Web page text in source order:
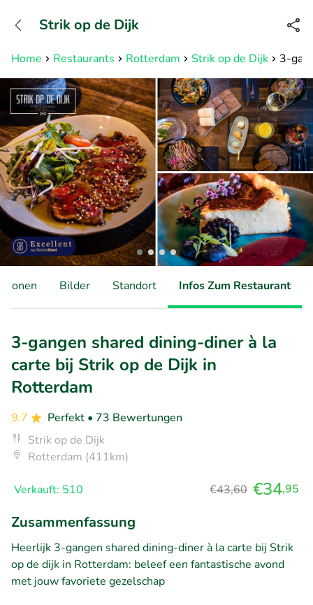
Erreichbar bis 23:00 Uhr (max
0,09€/Min)
Home Restaurants Rotterdam Strik op de Dijk 3-
Strik op de Dijk
Bilder Standort Infos Zum Restaurant
3-gangen shared dining-diner à la
carte bij Strik op de Dijk in
Rotterdam
9.7 Perfekt • 73 Bewertungen
Strik op de Dijk
Rotterdam (411km)
Verkauft: 510 €43,60 €34,95
Zusammenfassung
Heerlijk 3-gangen shared dining-diner à la carte bij Strik
op de dijk in Rotterdam: beleef een fantastische avond
met jouw favoriete gezelschap